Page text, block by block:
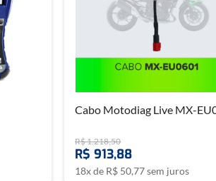
Cabo Motodiag Live MX-
R$1.218,50
R$ 913,88
18x de R$ 50,77sem juros